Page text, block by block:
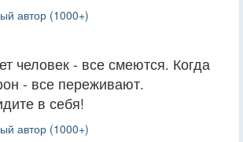
автор (1000+)
человек - все смеются. Когда
- все переживают.
в себя!
автор (1000+)